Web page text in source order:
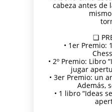
cabeza antes de
❑
• 1er Premio:
• 2º Premio: Libro
jugar
• 3er Premio: un
Además,
• 1 libro “Ideas